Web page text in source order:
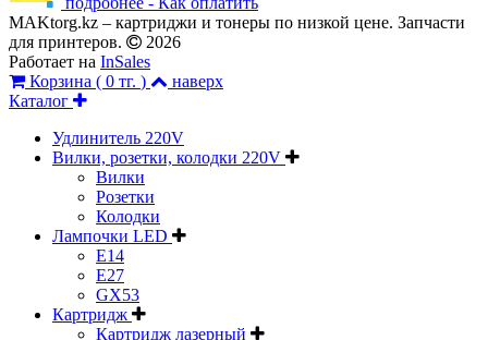
MAKtorg.kz – картриджи и тонеры по низкой цене. Запчасти
для принтеров.
2026
Работает на InSales
Корзина ( 0 тг. )
наверх
Каталог
Удлинитель 220V
Вилки, розетки, колодки 220V
Вилки
Розетки
Колодки
Лампочки LED
E14
E27
GX53
Картридж
Картридж лазерный